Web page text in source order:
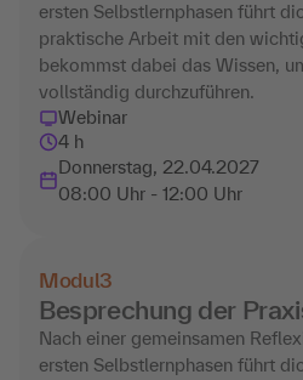
ersten Selbstlernphasen führt
praktische Arbeit mit den
bekommst dabei das Wissen,
vollständig durchzuführen.
Webinar
4 h
Donnerstag, 22.04.2027
08:00 Uhr - 12:00 Uhr
Modul3
Besprechung der
Nach einer gemeinsamen
ersten Selbstlernphasen führt